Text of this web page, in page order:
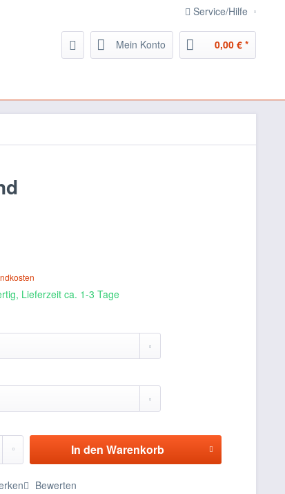
Service/Hilfe
Mein Konto 0,00 € *
Lieferzeit ca. 1-3 Tage
In den Warenkorb
Bewerten